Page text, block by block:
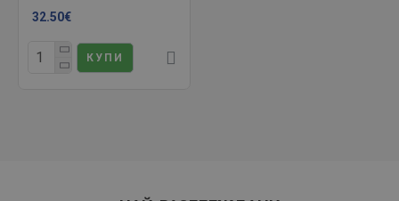
32.50€
КУПИ